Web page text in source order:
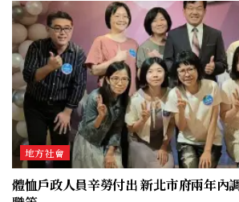
地方社會
體恤戶政人員辛勞付出 新北市府兩年內